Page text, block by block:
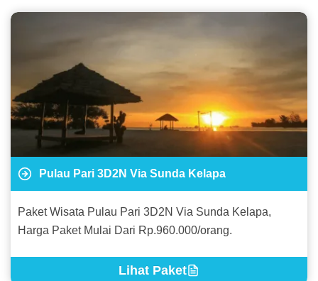
Pulau Pari 3D2N Via Sunda Kelapa
Paket Wisata Pulau Pari 3D2N Via Sunda Kelapa,
Harga Paket Mulai Dari Rp.960.000/orang.
Lihat Paket